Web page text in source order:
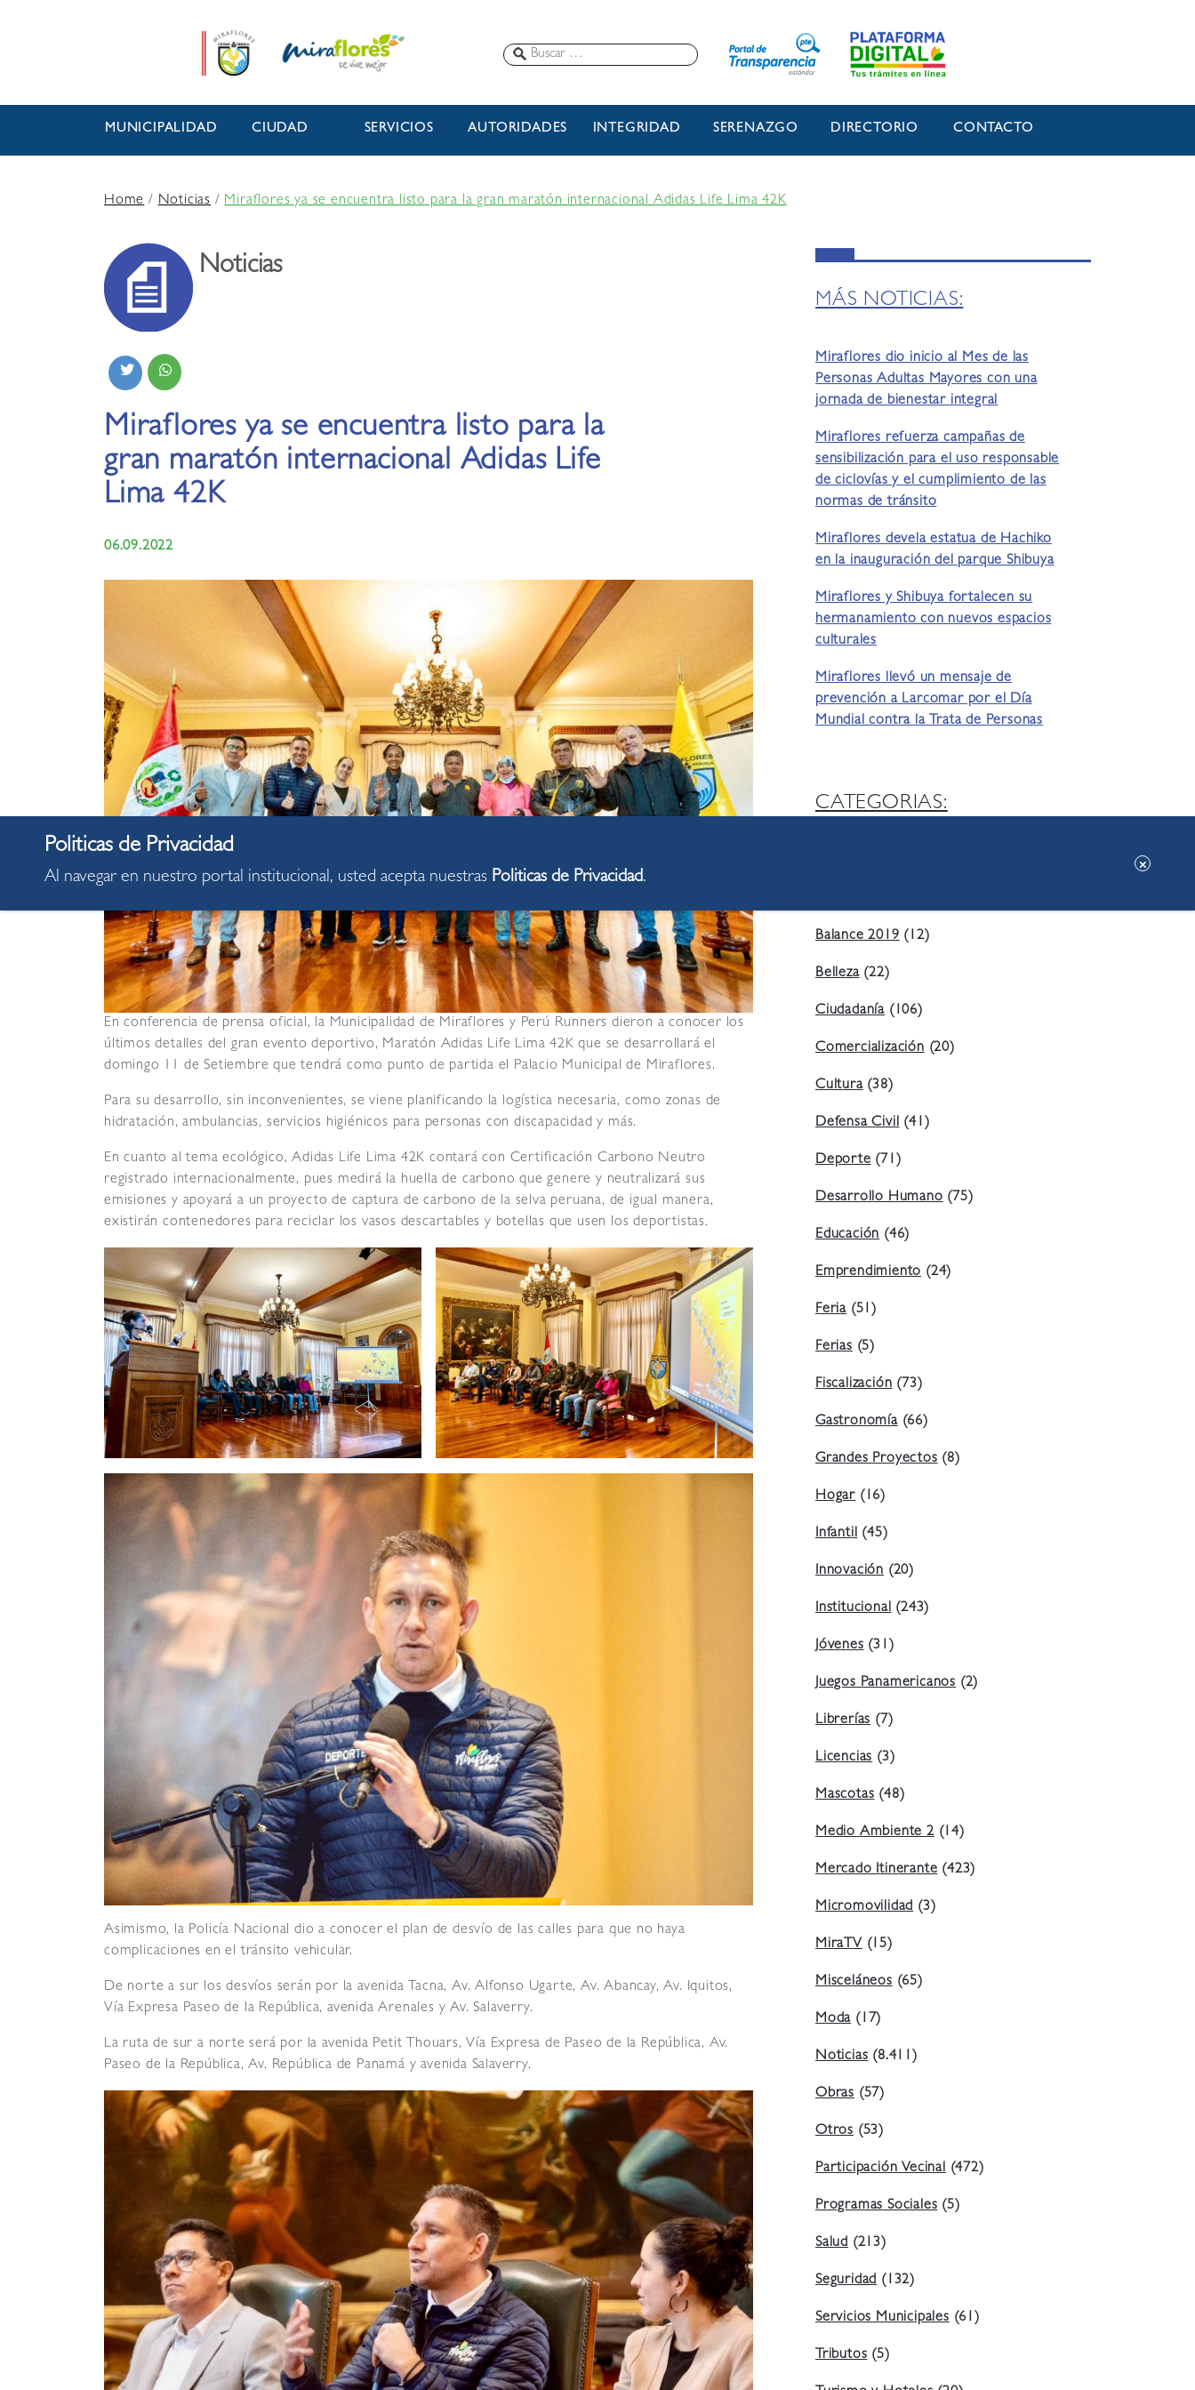
MUNICIPALIDAD CIUDAD SERVICIOS AUTORIDADES INTEGRIDAD SERENAZGO DIRECTORIO CONTACTO
Home/Noticias /Miraflores ya se encuentra listo para la gran maratón internacional Adidas Life Lima 42K
Noticias
Miraflores ya se encuentra listo para la
gran maratón internacional Adidas Life
Lima 42K
06.09.2022
En conferencia de prensa oficial, la Municipalidad de Miraflores y Perú Runners dieron a conocer los
últimos detalles del gran evento deportivo, Maratón Adidas Life Lima 42K que se desarrollará el
domingo 11 de Setiembre que tendrá como punto de partida el Palacio Municipal de Miraflores.
Para su desarrollo, sin inconvenientes, se viene planificando la logística necesaria, como zonas de
hidratación, ambulancias, servicios higiénicos para personas con discapacidad y más.
En cuanto al tema ecológico, Adidas Life Lima 42K contará con Certificación Carbono Neutro
registrado internacionalmente, pues medirá la huella de carbono que genere y neutralizará sus
emisiones y apoyará a un proyecto de captura de carbono de la selva peruana, de igual manera,
existirán contenedores para reciclar los vasos descartables y botellas que usen los deportistas.
Asimismo, la Policía Nacional dio a conocer el plan de desvío de las calles para que no haya
complicaciones en el tránsito vehicular.
De norte a sur los desvíos serán por la avenida Tacna, Av. Alfonso Ugarte, Av. Abancay, Av. Iquitos,
Vía Expresa Paseo de la República, avenida Arenales y Av. Salaverry.
La ruta de sur a norte será por la avenida Petit Thouars, Vía Expresa de Paseo de la República, Av.
Paseo de la República, Av. República de Panamá y avenida Salaverry.
MÁS NOTICIAS:
Miraflores dio inicio al Mes de las
Personas Adultas Mayores con una
jornada de bienestar integral
Miraflores refuerza campañas de
sensibilización para el uso responsable
de ciclovías y el cumplimiento de las
normas de tránsito
Miraflores devela estatua de Hachiko
en la inauguración del parque Shibuya
Miraflores y Shibuya fortalecen su
hermanamiento con nuevos espacios
culturales
Miraflores llevó un mensaje de
prevención a Larcomar por el Día
Mundial contra la Trata de Personas
CATEGORIAS:
Balance 2019(12)
Belleza(22)
Ciudadanía (106)
Comercialización(20)
Cultura(38)
Defensa Civil(41)
Deporte(71)
Desarrollo Humano(75)
Educación(46)
Emprendimiento(24)
Feria (51)
Ferias(5)
Fiscalización(73)
Gastronomía(66)
Grandes Proyectos(8)
Hogar (16)
Infantil(45)
Innovación (20)
Institucional(243)
Jóvenes(31)
Juegos Panamericanos (2)
Librerías(7)
Licencias(3)
Mascotas(48)
Medio Ambiente 2(14)
Mercado Itinerante(423)
Micromovilidad(3)
MiraTV(15)
Misceláneos(65)
Moda(17)
Noticias(8.411)
Obras (57)
Otros (53)
Participación Vecinal(472)
Programas Sociales(5)
Salud (213)
Seguridad(132)
Servicios Municipales(61)
Tributos(5)
Al navegar en nuestro portal institucional, usted acepta nuestras Politicas de Privacidad.